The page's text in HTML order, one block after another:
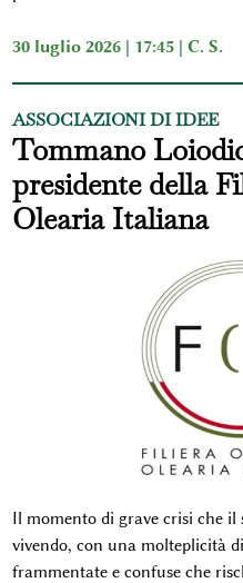
30 luglio 2026 | 17:45 | C. S.
ASSOCIAZIONI DI IDEE
Tommano
presidente della
Olearia Italiana
Il momento di grave crisi che il
vivendo, con una molteplicità
frammentate e confuse che